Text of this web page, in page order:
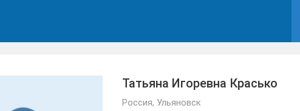
Татьяна Игоревна Красько
Россия, Ульяновск